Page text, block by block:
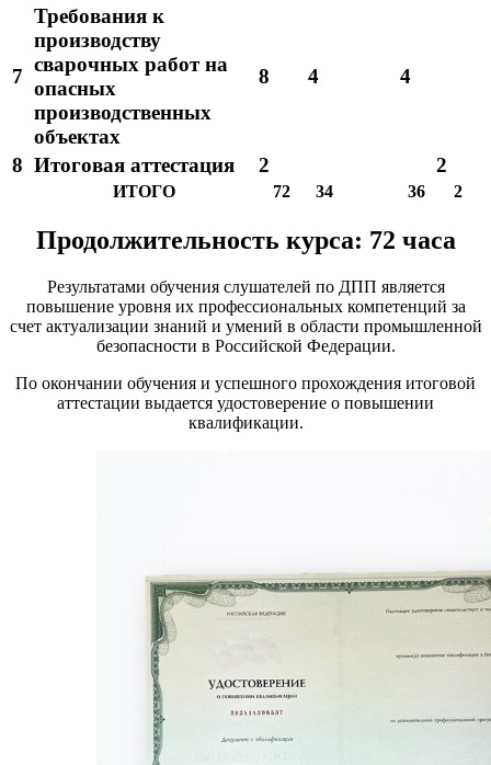
7
Требования к
производству
сварочных работ на
опасных
производственных
объектах
8 4 4
8 Итоговая аттестация 2 2
ИТОГО 72 34 36 2
Продолжительность курса: 72 часа
Результатами обучения слушателей по ДПП является
повышение уровня их профессиональных компетенций за
счет актуализации знаний и умений в области промышленной
безопасности в Российской Федерации.
По окончании обучения и успешного прохождения итоговой
аттестации выдается удостоверение о повышении
квалификации.